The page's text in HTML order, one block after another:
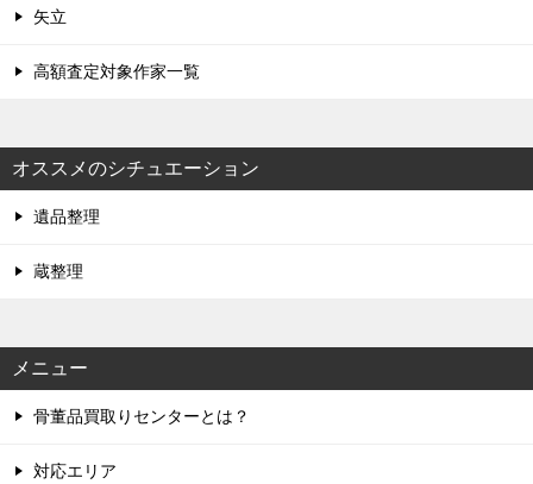
矢立
高額査定対象作家一覧
オススメのシチュエーション
遺品整理
蔵整理
メニュー
骨董品買取りセンターとは？
対応エリア